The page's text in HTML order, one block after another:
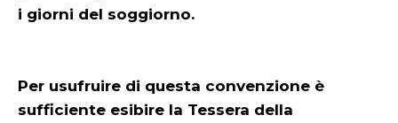
i giorni del soggiorno.
Per usufruire di questa convenzione è
sufficiente esibire la Tessera della